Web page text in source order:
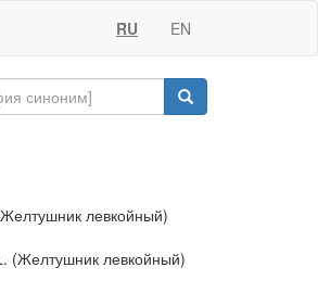
RU EN
левкойный)
(Желтушник левкойный)